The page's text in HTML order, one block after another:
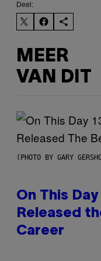
Deel:
MEER
VAN DIT
(PHOTO BY GARY
On This
Released
Career